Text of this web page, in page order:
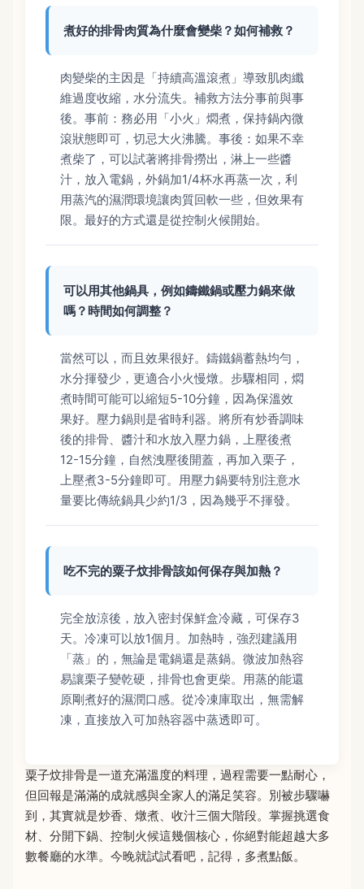
煮好的排骨肉質為什麼會變柴？如何補救？
肉變柴的主因是「持續高溫滾煮」導致肌肉纖
維過度收縮，水分流失。補救方法分事前與事
後。事前：務必用「小火」燜煮，保持鍋內微
滾狀態即可，切忌大火沸騰。事後：如果不幸
煮柴了，可以試著將排骨撈出，淋上一些醬
汁，放入電鍋，外鍋加1/4杯水再蒸一次，利
用蒸汽的濕潤環境讓肉質回軟一些，但效果有
限。最好的方式還是從控制火候開始。
可以用其他鍋具，例如鑄鐵鍋或壓力鍋來做
嗎？時間如何調整？
當然可以，而且效果很好。鑄鐵鍋蓄熱均勻，
水分揮發少，更適合小火慢燉。步驟相同，燜
煮時間可能可以縮短5-10分鐘，因為保溫效
果好。壓力鍋則是省時利器。將所有炒香調味
後的排骨、醬汁和水放入壓力鍋，上壓後煮
12-15分鐘，自然洩壓後開蓋，再加入栗子，
上壓煮3-5分鐘即可。用壓力鍋要特別注意水
量要比傳統鍋具少約1/3，因為幾乎不揮發。
吃不完的粟子炆排骨該如何保存與加熱？
完全放涼後，放入密封保鮮盒冷藏，可保存3
天。冷凍可以放1個月。加熱時，強烈建議用
「蒸」的，無論是電鍋還是蒸鍋。微波加熱容
易讓栗子變乾硬，排骨也會更柴。用蒸的能還
原剛煮好的濕潤口感。從冷凍庫取出，無需解
凍，直接放入可加熱容器中蒸透即可。
粟子炆排骨是一道充滿溫度的料理，過程需要一點耐心，
但回報是滿滿的成就感與全家人的滿足笑容。別被步驟嚇
到，其實就是炒香、燉煮、收汁三個大階段。掌握挑選食
材、分開下鍋、控制火候這幾個核心，你絕對能超越大多
數餐廳的水準。今晚就試試看吧，記得，多煮點飯。